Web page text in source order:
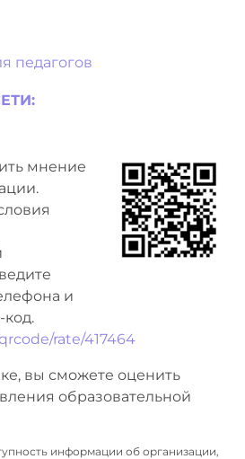
педагогов
мнение
и
код.
rate/417464
вы сможете оценить
образовательной
информации об организации,